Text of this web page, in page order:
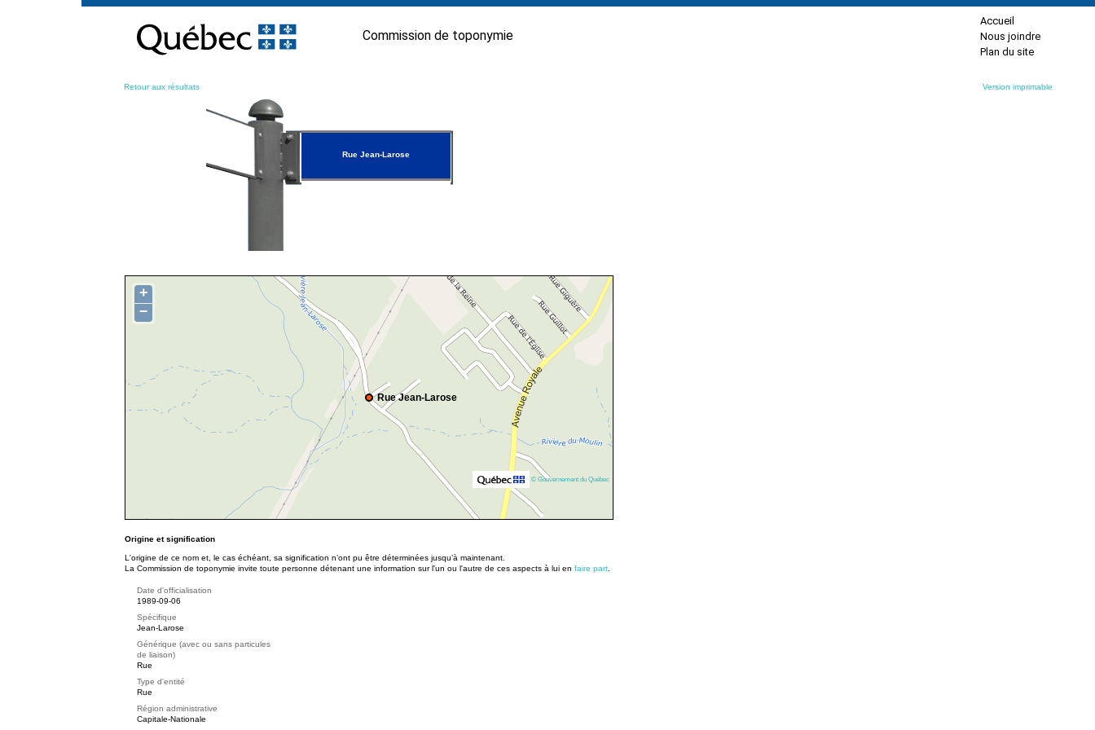
contenu
Commission de toponymie
Accueil
Nous joindre
Plan du site
Retour aux résultats Version imprimable
Rue Jean-Larose
Rue Jean-Larose
+
−
© Gouvernement du Québec
Origine et signification
L'origine de ce nom et, le cas échéant, sa signification n’ont pu être déterminées jusqu’à maintenant.
La Commission de toponymie invite toute personne détenant une information sur l'un ou l'autre de ces aspects à lui en faire part
Date d'officialisation
1989-09-06
Spécifique
Jean-Larose
Générique (avec ou sans particules
de liaison)
Rue
Type d'entité
Rue
Région administrative
Capitale-Nationale